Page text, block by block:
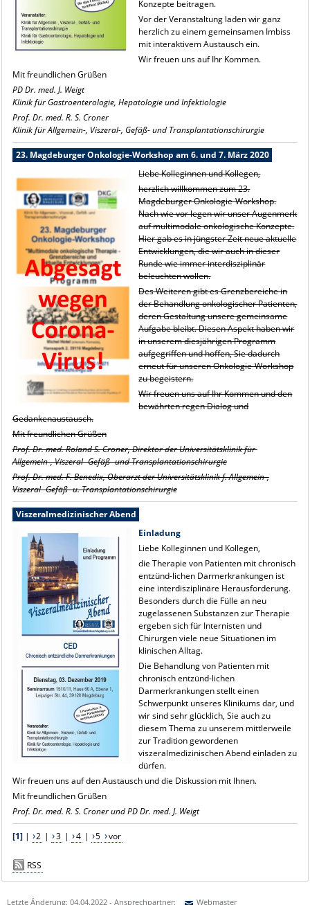
Konzepte beitragen.
Vor der Veranstaltung laden wir ganz
herzlich zu einem gemeinsamen Imbiss
mit interaktivem Austausch ein.
Wir freuen uns auf Ihr Kommen.
Mit freundlichen Grüßen
PD Dr. med. J. Weigt
Klinik für Gastroenterologie, Hepatologie und Infektiologie
Prof. Dr. med. R. S. Croner
Klinik für Allgemein-, Viszeral-, Gefäß- und Transplantationschirurgie
23. Magdeburger Onkologie-Workshop am 6. und 7. März 2020
Liebe Kolleginnen und Kollegen,
herzlich willkommen zum 23.
Magdeburger Onkologie-Workshop.
Nach wie vor legen wir unser Augenmerk
auf multimodale onkologische Konzepte.
Hier gab es in jüngster Zeit neue aktuelle
Entwicklungen, die wir auch in dieser
Runde wie immer interdisziplinär
beleuchten wollen.
Des Weiteren gibt es Grenzbereiche in
der Behandlung onkologischer Patienten,
deren Gestaltung unsere gemeinsame
Aufgabe bleibt. Diesen Aspekt haben wir
in unserem diesjährigen Programm
aufgegriffen und hoffen, Sie dadurch
erneut für unseren Onkologie-Workshop
zu begeistern.
Wir freuen uns auf Ihr Kommen und den
bewährten regen Dialog und
Gedankenaustausch.
Mit freundlichen Grüßen
Prof. Dr. med. Roland S. Croner, Direktor der Universitätsklinik für
Allgemein-, Viszeral- Gefäß- und Transplantationschirurgie
Prof. Dr. med. F. Benedix, Oberarzt der Universitätsklinik f. Allgemein-,
Viszeral- Gefäß- u. Transplantationschirurgie
Viszeralmedizinischer Abend
Einladung
Liebe Kolleginnen und Kollegen,
die Therapie von Patienten mit chronisch
entzünd-lichen Darmerkrankungen ist
eine interdisziplinäre Herausforderung.
Besonders durch die Fülle an neu
zugelassenen Substanzen zur Therapie
ergeben sich für Internisten und
Chirurgen viele neue Situationen im
klinischen Alltag.
Die Behandlung von Patienten mit
chronisch entzünd-lichen
Darmerkrankungen stellt einen
Schwerpunkt unseres Klinikums dar, und
wir sind sehr glücklich, Sie auch zu
diesem Thema zu unserem mittlerweile
zur Tradition gewordenen
viszeralmedizinischen Abend einladen zu
dürfen.
Wir freuen uns auf den Austausch und die Diskussion mit Ihnen.
Mit freundlichen Grüßen
Prof. Dr. med. R. S. Croner und PD Dr. med. J. Weigt
[1]| 2 | 3 | 4 | 5 vor
RSS
Letzte Änderung: 04.04.2022 - Ansprechpartner: Webmaster